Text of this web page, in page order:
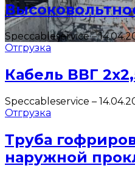
Speccableservice–
Отгрузка
Кабель ВВГ
Speccableservice –
Отгрузка
Труба
наружной